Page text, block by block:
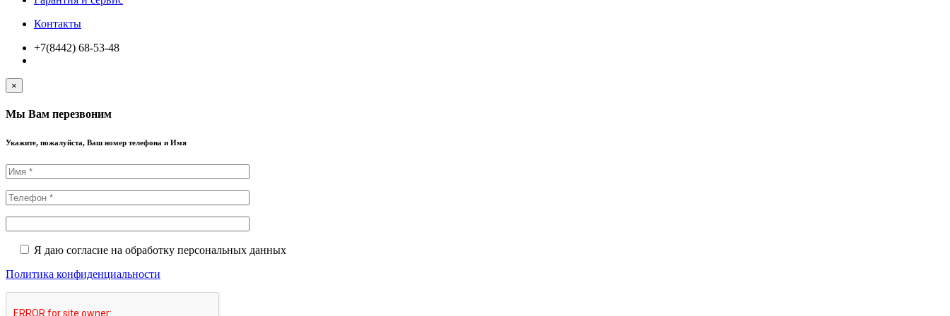
Контакты
+7(8442) 68-53-48
×
Мы Вам перезвоним
Укажите, пожалуйста, Ваш номер телефона и Имя
Я даю согласие на обработку персональных данных
Политика конфиденциальности